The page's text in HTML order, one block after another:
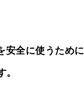
安全に使うために